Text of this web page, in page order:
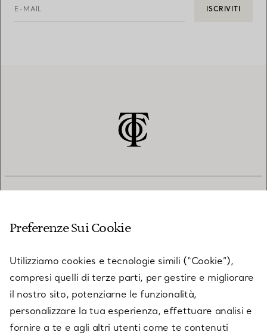
E-MAIL ISCRIVITI
SU TIFFANY & CO.
Preferenze Sui Cookie
Utilizziamo cookies e tecnologie simili (“Cookie”),
compresi quelli di terze parti, per gestire e migliorare
il nostro sito, potenziarne le funzionalità,
personalizzare la tua esperienza, effettuare analisi e
fornire a te e agli altri utenti come te contenuti